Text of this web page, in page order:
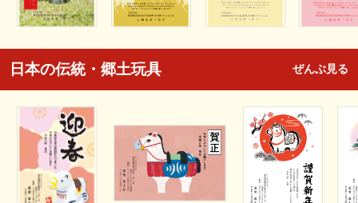
日本の伝統・郷土玩具 ぜんぶ見る